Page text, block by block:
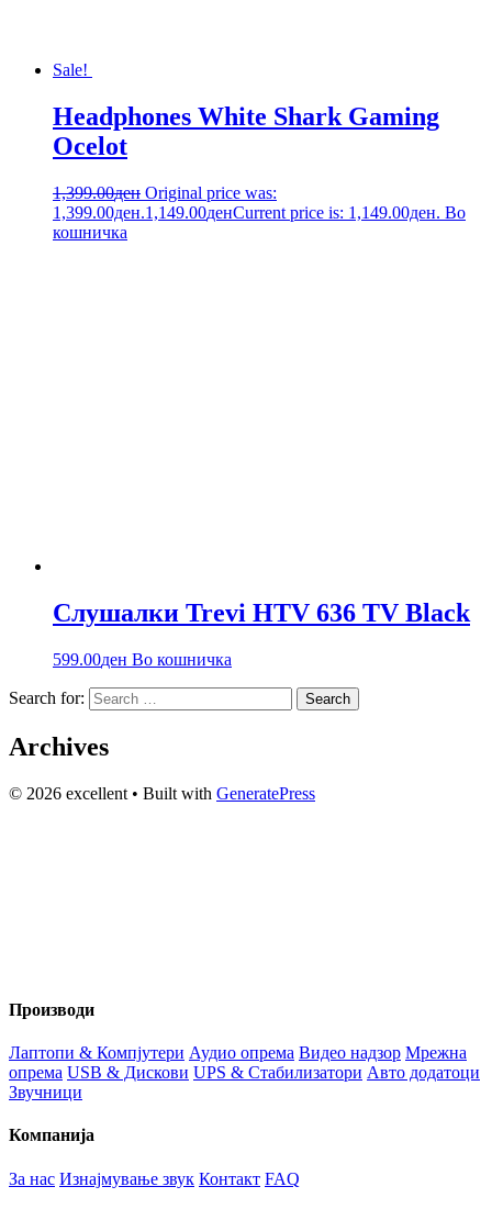
Sale!
Headphones White Shark Gaming
Ocelot
1,399.00ден Original price was:
1,399.00ден.1,149.00денCurrent price is: 1,149.00ден. Во
кошничка
Слушалки Trevi HTV 636 TV Black
599.00ден Во кошничка
Search for:
Archives
© 2026 excellent • Built with GeneratePress
Производи
Лаптопи & Компјутери Аудио опрема Видео надзор Мрежна
опрема USB & Дискови UPS & Стабилизатори Авто додатоци
Звучници
Компанија
За нас Изнајмување звук Контакт FAQ